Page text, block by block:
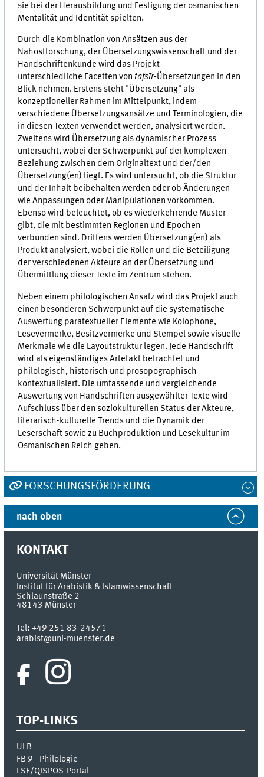
sie bei der Herausbildung und Festigung der osmanischen
Mentalität und Identität spielten.
Durch die Kombination von Ansätzen aus der
Nahostforschung, der Übersetzungswissenschaft und der
Handschriftenkunde wird das Projekt
unterschiedliche Facetten von tafsīr-Übersetzungen in den
Blick nehmen. Erstens steht "Übersetzung" als
konzeptioneller Rahmen im Mittelpunkt, indem
verschiedene Übersetzungsansätze und Terminologien, die
in diesen Texten verwendet werden, analysiert werden.
Zweitens wird Übersetzung als dynamischer Prozess
untersucht, wobei der Schwerpunkt auf der komplexen
Beziehung zwischen dem Originaltext und der/den
Übersetzung(en) liegt. Es wird untersucht, ob die Struktur
und der Inhalt beibehalten werden oder ob Änderungen
wie Anpassungen oder Manipulationen vorkommen.
Ebenso wird beleuchtet, ob es wiederkehrende Muster
gibt, die mit bestimmten Regionen und Epochen
verbunden sind. Drittens werden Übersetzung(en) als
Produkt analysiert, wobei die Rollen und die Beteiligung
der verschiedenen Akteure an der Übersetzung und
Übermittlung dieser Texte im Zentrum stehen.
Neben einem philologischen Ansatz wird das Projekt auch
einen besonderen Schwerpunkt auf die systematische
Auswertung paratextueller Elemente wie Kolophone,
Lesevermerke, Besitzvermerke und Stempel sowie visuelle
Merkmale wie die Layoutstruktur legen. Jede Handschrift
wird als eigenständiges Artefakt betrachtet und
philologisch, historisch und prosopographisch
kontextualisiert. Die umfassende und vergleichende
Auswertung von Handschriften ausgewählter Texte wird
Aufschluss über den soziokulturellen Status der Akteure,
literarisch-kulturelle Trends und die Dynamik der
Leserschaft sowie zu Buchproduktion und Lesekultur im
Osmanischen Reich geben.
FORSCHUNGSFÖRDERUNG
nach oben
KONTAKT
Universität Münster
Institut für Arabistik & Islamwissenschaft
Schlaunstraße 2
48143 Münster
Tel:+49 251 83-24571
arabist@uni-muenster.de
TOP-LINKS
ULB
FB 9 - Philologie
LSF/QISPOS-Portal